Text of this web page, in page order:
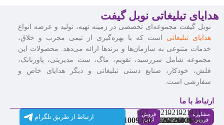
هدایای تبلیغاتی نوبل گیفت
نوبل گیفت مجموعه‌ای تخصصی در زمینه تهیه، تولید و عرضه انواع
هدایای تبلیغاتی است که با بهره‌گیری از تیمی مجرب و خلاق،
خدمات متنوعی به سازمان‌ها و برندها ارائه می‌دهد. محصولات این
مجموعه شامل سررسید، تقویم، ماگ، ست مدیریتی، پاوربانک،
فلش، خودکار، صنایع دستی تبلیغاتی و دیگر هدایای خاص و
سفارشی است.
ارتباط با ما
مشاوره
فروش
021-
91009310
021-
86126036
021-
86126506
021-
88537803
فروش
آنلاین
021-
91009320
ارتباط از طریق تلگرام